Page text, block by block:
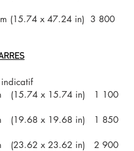
(15.74 x 47.24 in) 3 800
indicatif
(15.74 x 15.74 in) 1 100
(19.68 x 19.68 in) 1 850
(23.62 x 23.62 in) 2 900